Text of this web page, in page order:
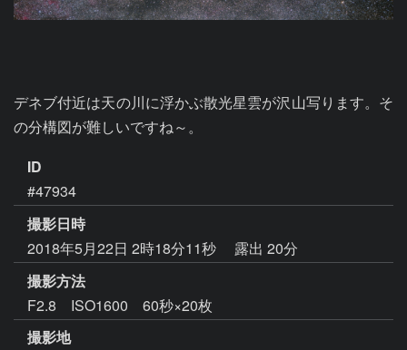
デネブ付近は天の川に浮かぶ散光星雲が沢山写ります。そ
の分構図が難しいですね～。
ID
#47934
撮影日時
2018年5月22日 2時18分11秒
露出 20分
撮影方法
F2.8 ISO1600 60秒×20枚
撮影地